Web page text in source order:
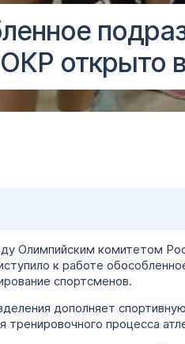
открыто
Олимпийским комитетом
к работе
спортсменов.
дополняет
тренировочного процесса